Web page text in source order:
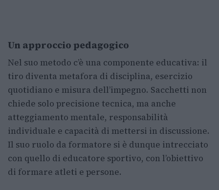
Un approccio pedagogico
Nel suo metodo c’è una componente educativa: il
tiro diventa metafora di disciplina, esercizio
quotidiano e misura dell’impegno. Sacchetti non
chiede solo precisione tecnica, ma anche
atteggiamento mentale, responsabilità
individuale e capacità di mettersi in discussione.
Il suo ruolo da formatore si è dunque intrecciato
con quello di educatore sportivo, con l’obiettivo
di formare atleti e persone.